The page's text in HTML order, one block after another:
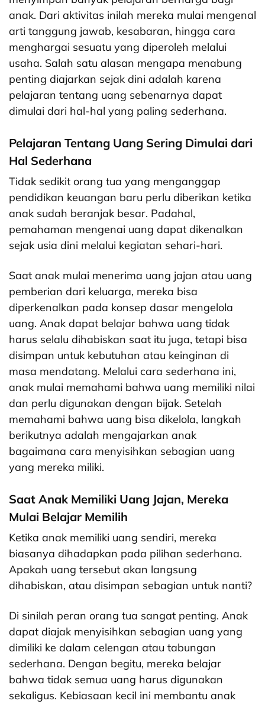
anak. Dari aktivitas inilah mereka mulai mengenal
arti tanggung jawab, kesabaran, hingga cara
menghargai sesuatu yang diperoleh melalui
usaha. Salah satu alasan mengapa menabung
penting diajarkan sejak dini adalah karena
pelajaran tentang uang sebenarnya dapat
dimulai dari hal-hal yang paling sederhana.
Pelajaran Tentang Uang Sering Dimulai dari
Hal Sederhana
Tidak sedikit orang tua yang menganggap
pendidikan keuangan baru perlu diberikan ketika
anak sudah beranjak besar. Padahal,
pemahaman mengenai uang dapat dikenalkan
sejak usia dini melalui kegiatan sehari-hari.
Saat anak mulai menerima uang jajan atau uang
pemberian dari keluarga, mereka bisa
diperkenalkan pada konsep dasar mengelola
uang. Anak dapat belajar bahwa uang tidak
harus selalu dihabiskan saat itu juga, tetapi bisa
disimpan untuk kebutuhan atau keinginan di
masa mendatang. Melalui cara sederhana ini,
anak mulai memahami bahwa uang memiliki nilai
dan perlu digunakan dengan bijak. Setelah
memahami bahwa uang bisa dikelola, langkah
berikutnya adalah mengajarkan anak
bagaimana cara menyisihkan sebagian uang
yang mereka miliki.
Saat Anak Memiliki Uang Jajan, Mereka
Mulai Belajar Memilih
Ketika anak memiliki uang sendiri, mereka
biasanya dihadapkan pada pilihan sederhana.
Apakah uang tersebut akan langsung
dihabiskan, atau disimpan sebagian untuk nanti?
Di sinilah peran orang tua sangat penting. Anak
dapat diajak menyisihkan sebagian uang yang
dimiliki ke dalam celengan atau tabungan
sederhana. Dengan begitu, mereka belajar
bahwa tidak semua uang harus digunakan
sekaligus. Kebiasaan kecil ini membantu anak